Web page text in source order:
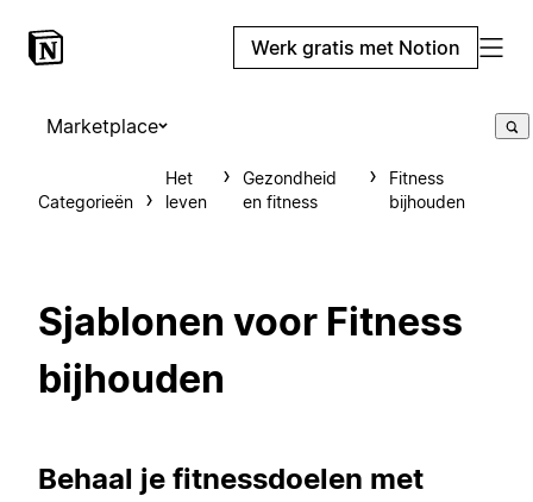
Werk gratis met Notion
Marketplace
Categorieën
Het
leven
Gezondheid
en fitness
Fitness
bijhouden
Sjablonen voor Fitness
bijhouden
Behaal je fitnessdoelen met